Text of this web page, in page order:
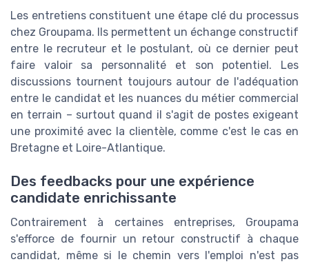
Les entretiens constituent une étape clé du processus
chez Groupama. Ils permettent un échange constructif
entre le recruteur et le postulant, où ce dernier peut
faire valoir sa personnalité et son potentiel. Les
discussions tournent toujours autour de l'adéquation
entre le candidat et les nuances du métier commercial
en terrain – surtout quand il s'agit de postes exigeant
une proximité avec la clientèle, comme c'est le cas en
Bretagne et Loire-Atlantique.
Des feedbacks pour une expérience
candidate enrichissante
Contrairement à certaines entreprises, Groupama
s'efforce de fournir un retour constructif à chaque
candidat, même si le chemin vers l'emploi n'est pas